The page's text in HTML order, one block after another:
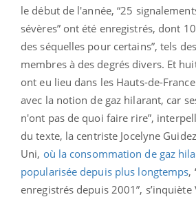
le début de l'année, “25
sévères” ont été enregistrés, dont 10
des séquelles pour certains”, tels
membres à des degrés divers. Et
ont eu lieu dans les Hauts-de-
avec la notion de gaz hilarant, car
n'ont pas de quoi faire rire”,
du texte, la centriste Jocelyne
Uni, où la consommation de gaz
popularisée depuis plus longtemps,
enregistrés depuis 2001”, s’inquiète